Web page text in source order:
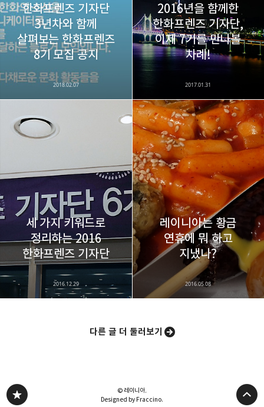
카카오스토리 밴드 네이버 블로그
한화프렌즈 기자단
3년차와 함께
살펴보는 한화프렌즈
8기 모집 공지
2018.02.07
2016년을 함께한
한화프렌즈 기자단,
이제 7기를 만나볼
차례!
2017.01.31
세 가지 키워드로
정리하는 2016
한화프렌즈 기자단
2016.12.29
레이니아는 황금
연휴에 뭐 하고
지냈나?
2016.05.08
다른 글 더 둘러보기
© 레이니아.
Designed by Fraccino.